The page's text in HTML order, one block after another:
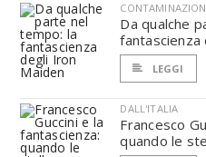
Da qualche
fantascienza
LEGGI
DALL'ITALIA
Francesco
quando le